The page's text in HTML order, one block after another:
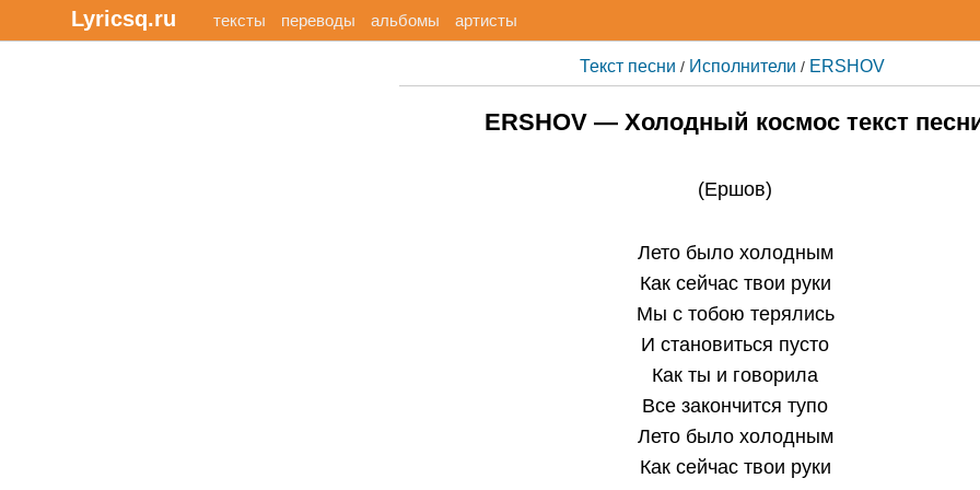
Lyricsq.ru тексты переводы альбомы артисты
Текст песни / Исполнители / ERSHOV
ERSHOV — Холодный космос текст
(Ершов)
Лето было холодным
Как сейчас твои руки
Мы с тобою терялись
И становиться пусто
Как ты и говорила
Все закончится тупо
Лето было холодным
Как сейчас твои руки